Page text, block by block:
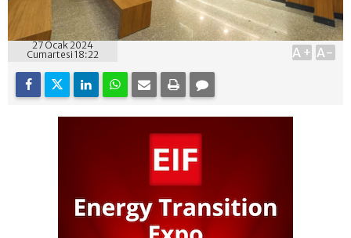
27 Ocak 2024
Cumartesi 18:22
A+ A-